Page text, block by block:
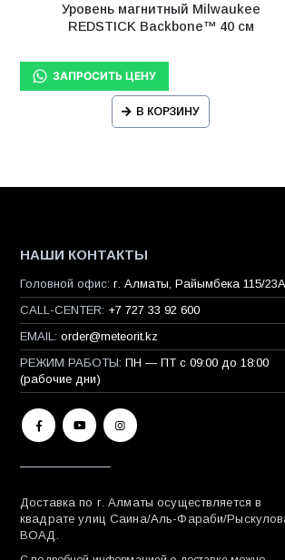
Уровень магнитный Milwaukee
REDSTICK Backbone™ 40 см
В КОРЗИНУ
НАШИ КОНТАКТЫ
Головной офис: г. Алматы, Райымбека 115/23A
CALL-CENTER: +7 727 33 92 600
EMAIL: order@meteorit.kz
РЕЖИМ РАБОТЫ: ПН — ПТ с 09:00 до 18:00
(рабочие дни)
Доставка по г. Алматы осуществляется в
квадрате улиц Саина/Аль-Фараби/
ВОАД.